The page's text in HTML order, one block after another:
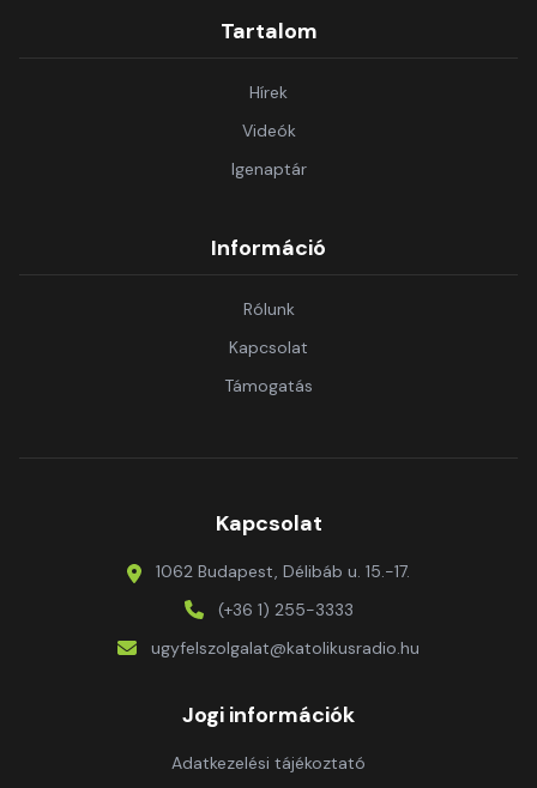
Tartalom
Hírek
Videók
Igenaptár
Információ
Rólunk
Kapcsolat
Támogatás
Kapcsolat
1062 Budapest, Délibáb u. 15.-17.
(+36 1) 255-3333
ugyfelszolgalat@katolikusradio.hu
Jogi információk
Adatkezelési tájékoztató